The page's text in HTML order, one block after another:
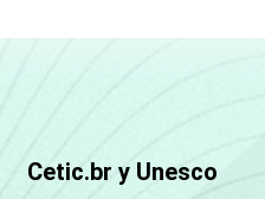
Cetic.br y Unesco